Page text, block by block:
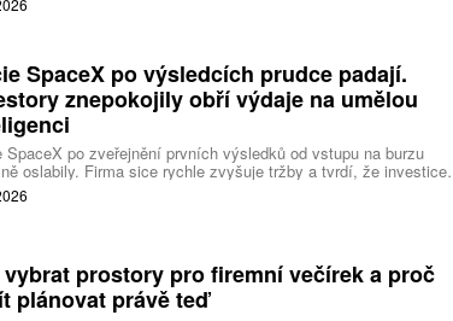
inteligence i její dopad na společnost.
SpaceX po výsledcích prudce padají.
znepokojily obří výdaje na umělou
SpaceX po zveřejnění prvních výsledků od vstupu na burzu
oslabily. Firma sice rychle zvyšuje tržby a tvrdí, že investice
inteligence se vracejí mnohem rychleji než dříve, investoři ale
zda je tempo rekordních výdajů dlouhodobě udržitelné.
prostory pro firemní večírek a proč
plánovat právě teď